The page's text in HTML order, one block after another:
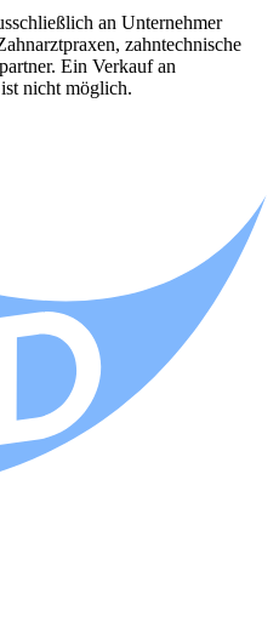
an Unternehmer
zahntechnische
Ein Verkauf an
nicht möglich.